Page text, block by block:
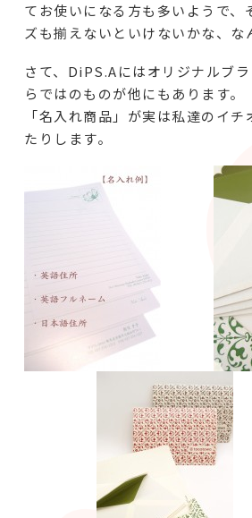
てお使いになる方も多いようで、
ズも揃えないといけないかな、な
さて、DiPS.Aにはオリジナルブ
らではのものが他にもあります。
「名入れ商品」が実は私達のイ
たりします。